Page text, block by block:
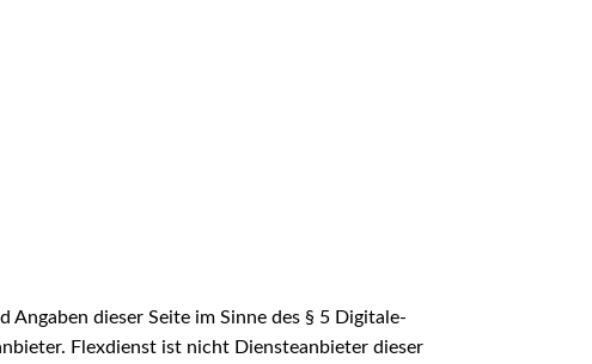
dieser Seite im Sinne des § 5 Digitale-
Flexdienst ist nicht Diensteanbieter dieser